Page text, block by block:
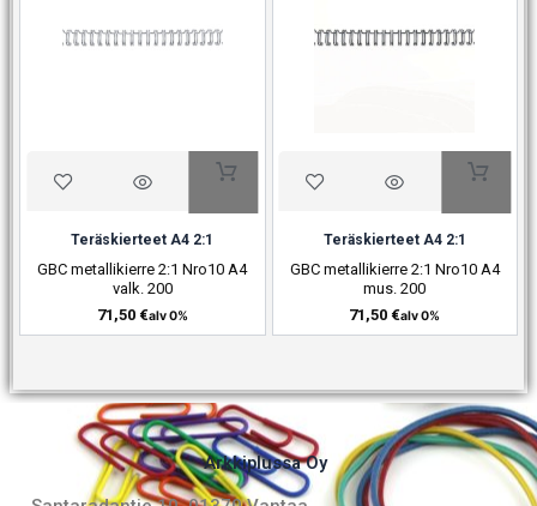
Teräskierteet A4 2:1
GBC metallikierre 2:1 Nro10 A4
valk. 200
71,50 €alv 0%
Teräskierteet A4 2:1
GBC metallikierre 2:1 Nro10 A4
mus. 200
71,50 €alv 0%
Arkkiplussa Oy